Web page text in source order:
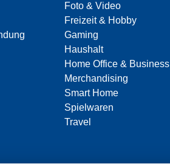
Foto & Video
Freizeit & Hobby
Gaming
Haushalt
Home Office & Business
Merchandising
Smart Home
Spielwaren
Travel